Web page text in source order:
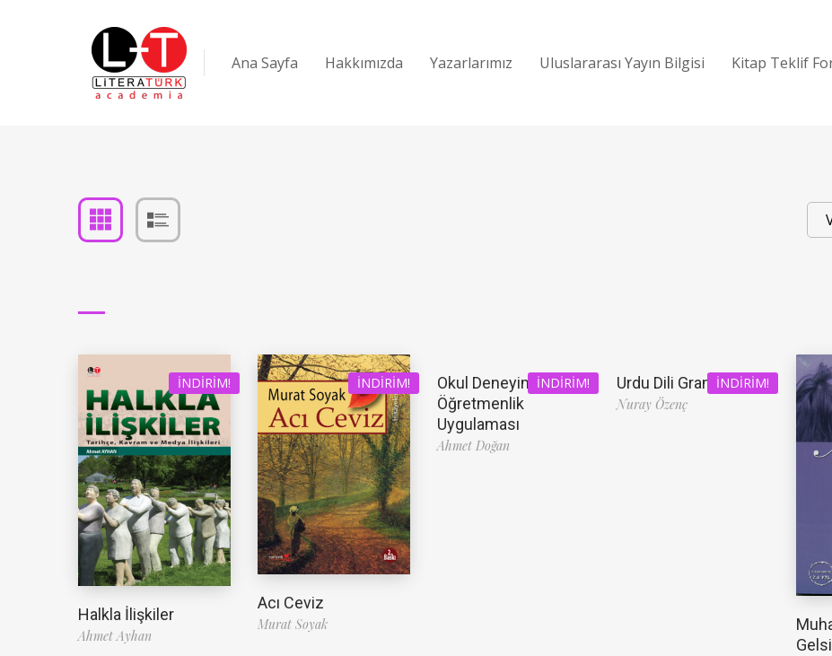
Ana Sayfa Hakkımızda Yazarlarımız Uluslararası Yayın Bilgisi Kitap Teklif
İNDIRIM!
Halkla İlişkiler
Ahmet Ayhan
İNDIRIM!
Acı Ceviz
Murat Soyak
İNDIRIM!
Okul Deneyimi ve
Öğretmenlik
Uygulaması
Ahmet Doğan
İNDIRIM!
Urdu Dili Grameri
Nuray Özenç